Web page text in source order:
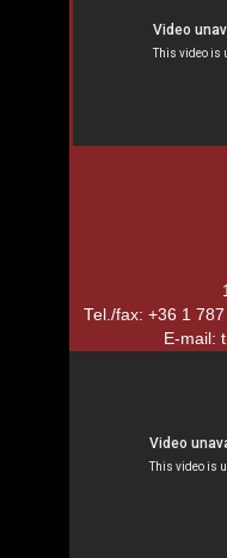
Tel./fax: +36 1
E-mail: